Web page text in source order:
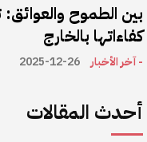
بين الطموح
كفاءاتها بالخارج
- آخر الأخبار 2025-12-26
أحدث المقالات